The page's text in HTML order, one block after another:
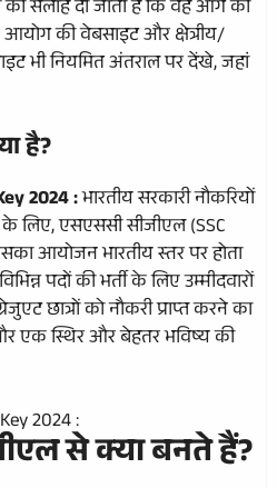
को सलाह दी जाती है कि वह आगे की
की वेबसाइट और क्षेत्रीय/
भी नियमित अंतराल पर देंखे, जहां
है?
2024 :भारतीय सरकारी नौकरियों
लिए, एसएससी सीजीएल (SSC
आयोजन भारतीय स्तर पर होता
पदों की भर्ती के लिए उम्मीदवारों
छात्रों को नौकरी प्राप्त करने का
एक स्थिर और बेहतर भविष्य की
से क्या बनते हैं?